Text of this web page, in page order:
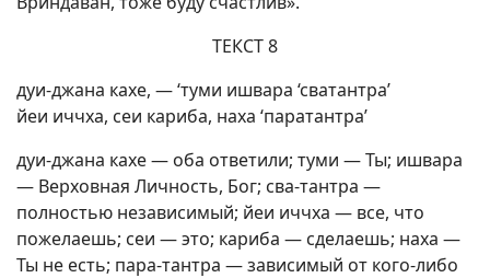
ТЕКСТ 8
дуи-джана кахе, — ‘туми ишвара ‘сватантра’
йеи иччха, сеи кариба, наха ‘паратантра’
дуи-джана кахе — оба ответили; туми — Ты; ишвара
— Верховная Личность, Бог; сва-тантра —
полностью независимый; йеи иччха — все, что
пожелаешь; сеи — это; кариба — сделаешь; наха —
Ты не есть; пара-тантра — зависимый от кого-либо